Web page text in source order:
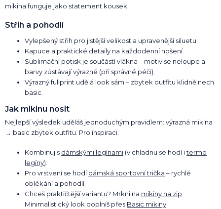
mikina funguje jako statement kousek.
Střih a pohodlí
Vylepšený střih pro jistější velikost a upravenější siluetu.
Kapuce a praktické detaily na každodenní nošení.
Sublimační potisk je součástí vlákna – motiv se neloupe a
barvy zůstávají výrazné (při správné péči).
Výrazný fullprint udělá look sám – zbytek outfitu klidně nech
basic.
Jak mikinu nosit
Nejlepší výsledek uděláš jednoduchým pravidlem: výrazná mikina
→ basic zbytek outfitu. Pro inspiraci:
Kombinuj s dámskými legínami (v chladnu se hodí itermo
legíny).
Pro vrstvení se hodídámská sportovní trička – rychlé
oblékání a pohodlí.
Chceš praktičtější variantu? Mrkni na mikiny na zip
Minimalistický look doplníš přes Basic mikiny